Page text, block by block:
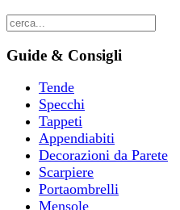
Guide & Consigli
Tende
Specchi
Tappeti
Appendiabiti
Decorazioni da Parete
Scarpiere
Portaombrelli
Mensole